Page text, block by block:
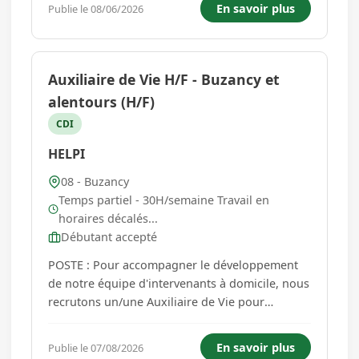
clients publics et privés, en garantissant qualité,
sécur...
Publie le 08/06/2026 En savoir plus
Auxiliaire de Vie H/F - Buzancy et
alentours (H/F)
CDI
HELPI
08 - Buzancy
Temps partiel - 30H/semaine Travail en
horaires décalés...
Débutant accepté
POSTE : Pour accompagner le développement
de notre équipe d'intervenants à domicile, nous
recrutons un/une Auxiliaire de Vie pour
Publie le 07/08/2026 En savoir plus